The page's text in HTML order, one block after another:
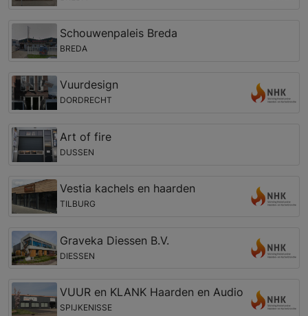
Schouwenpaleis Breda
BREDA
Vuurdesign
DORDRECHT
Art of fire
DUSSEN
Vestia kachels en haarden
TILBURG
Graveka Diessen B.V.
DIESSEN
VUUR en KLANK Haarden en Audio
SPIJKENISSE